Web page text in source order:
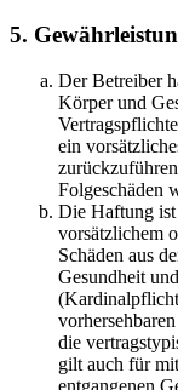
5.
Der Betreiber
Körper und
ein
Folgeschäden
Die Haftung ist
vorsätzlichem
Schäden aus
Gesundheit
die
gilt auch für